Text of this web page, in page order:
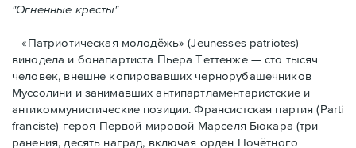
"Огненные кресты"
«Патриотическая молодёжь» (Jeunesses patriotes)
винодела и бонапартиста Пьера Тeттенже — cто тысяч
человек, внешне копировавших чернорубашечников
Муссолини и занимавших антипартламентаристские и
антикоммунистические позиции. Франсистская партия (Parti
franciste) героя Первой мировой Марселя Бюкара (три
ранения, десять наград, включая орден Почётного